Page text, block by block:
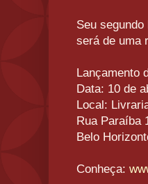
Seu
será de uma
Lançamento
Data: 10 de
Local:
Rua Paraíba
Belo
Conheça: